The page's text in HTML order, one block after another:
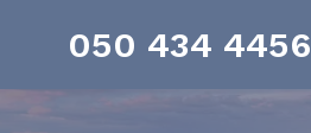
050 434 4456